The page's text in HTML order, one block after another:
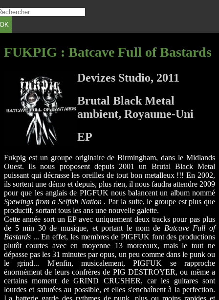
OK
FUKPIG : Batcave Full of Bastards
Devizes Studio, 2011
Brutal Black Metal
ambient, Royaume-Uni
EP
Fukpig est un groupe originaire de Birmingham, dans le Midlands
Ouest. Ils nous proposent depuis 2001 un Brutal Black Metal
puissant qui décrasse les oreilles de tout bon metalleux !!! En 2002,
ils sortent une démo et depuis, plus rien, il nous faudra attendre 2009
pour que les anglais de PIGFUK nous balancent un album nommé
Spewings from a Selfish Nation. Par la suite, le groupe est plus que
productif, sortant tous les ans une nouvelle galette.
Cette année sort un EP avec uniquement deux tracks pour pas plus
de 5 min 30 de musique, et portant le nom de Batcave Full of
Bastards ... En effet, les membres de PIGFUK font des productions
plutôt courtes avec en moyenne 13 morceaux, mais le tout ne
dépasse pas les 31 minutes par opus, un peu comme dans le punk ou
le grind... M'enfin, musicalement, PIGFUK se rapproche
énormément de leurs confrères de PIG DESTROYER, ou même a
certains moment de GRIND CRUSHER, car les guitares sont
lourdes et saturées au possible, et elles s'enchaînent à la perfection.
La batterie garde des rythmes de punk, plus ou moins rapides et